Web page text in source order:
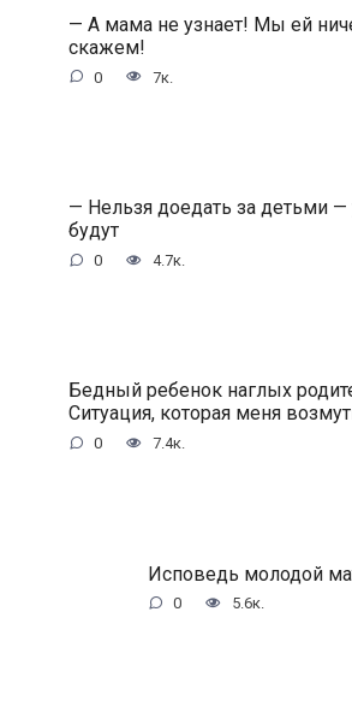
— А мама не узнает! Мы ей
скажем!
0 7к.
— Нельзя доедать за детьми —
будут
0 4.7к.
Бедный ребенок наглых
Ситуация, которая меня
0 7.4к.
Исповедь молодой
0 5.6к.